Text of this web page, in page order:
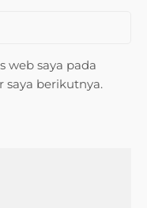
web saya pada
berikutnya.